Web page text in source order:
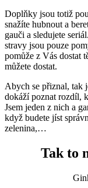
Doplňky jsou totiž
snažíte hubnout a
gauči a sledujete
stravy jsou pouze
pomůže z Vás dostat
můžete dostat.
Abych se přiznal, tak
dokáží poznat rozdíl,
Jsem jeden z nich a
když budete jíst
zelenina,…
Tak to